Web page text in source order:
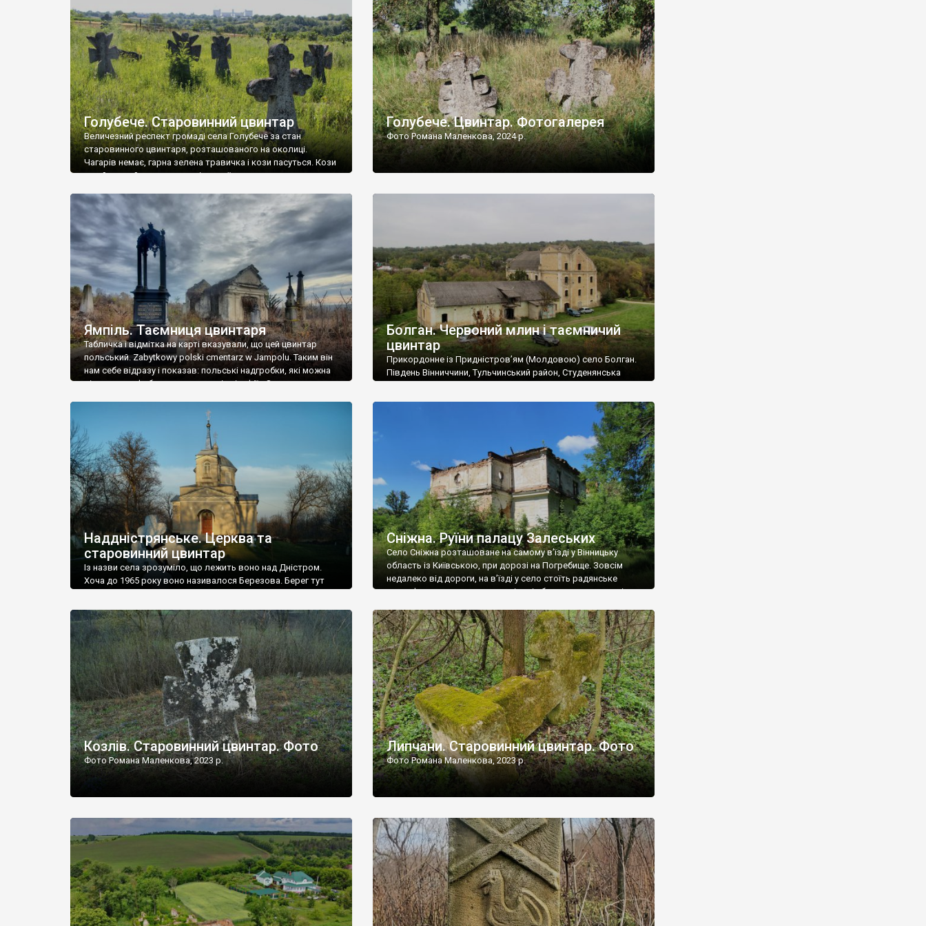
[…]
Голубече. Старовинний цвинтар
Величезний респект громаді села Голубече за стан
старовинного цвинтаря, розташованого на околиці.
Чагарів немає, гарна зелена травичка і кози пасуться. Кози
– найкращий регулятор шкідливої, для старих кладовищ,
бруньками, кози ті бруньки обгризають, бо то улюблений
делікатес. На цвинтарі у Голубечому ціла колекція
різноманітних форм хрестів. Село відносно невелике, […]
Голубече. Цвинтар. Фотогалерея
Фото Романа Маленкова, 2024 р.
Ямпіль. Таємниця цвинтаря
Табличка і відмітка на карті вказували, що цей цвинтар
польський. Zabytkowy polski cmentarz w Jampolu. Таким він
нам себе відразу і показав: польські надгробки, які можна
віднести до фабричних, польські епітафії… Загалом цвинтар
виявилося більше семи гектарів. Перше враження про
абсолютну звичайність польського цвинтаря виявилося
оманливим – […]
Болган. Червоний млин і таємничий
цвинтар
Прикордонне із Придністров’ям (Молдовою) село Болган.
Південь Вінниччини, Тульчинський район, Студенянська
старовинний цвинтар із кам’яними хрестами. Всі епітафії, які
збереглися, написані кирилицею, церковнослов’янською
мовою. За всіма традиційними ознаками – цвинтар
український. Хрести датуються 19 століттям. У 1924-1940
роках Болган […]
Наддністрянське. Церква та
старовинний цвинтар
Із назви села зрозуміло, що лежить воно над Дністром.
Хоча до 1965 року воно називалося Березова. Берег тут
Наддністрянське відрізняється від більшості навколишніх
сіл. У селі є мурована Михайлівська церква. Точної дати […]
Сніжна. Руїни палацу Залеських
Село Сніжна розташоване на самому в’їзді у Вінницьку
область із Київською, при дорозі на Погребище. Зовсім
недалеко від дороги, на в’їзді у село стоїть радянське
рельєфне пано, яке показує жінку і яблуню, а трохи далі,
дороги їх не видно, але видно дві стареньких колії у траві –
[…]
Козлів. Старовинний цвинтар. Фото
Фото Романа Маленкова, 2023 р.
Липчани. Старовинний цвинтар. Фото
Фото Романа Маленкова, 2023 р.